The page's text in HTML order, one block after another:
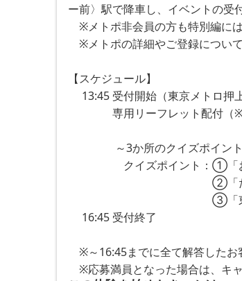
ー前〉駅で降車し、イベントの受
※メトポ非会員の方も特別編には
※メトポの詳細やご登録につい
【スケジュール】
13:45 受付開始（東京メトロ押
専用リーフレット配付（※１
～3か所のクイズポイントを
クイズポイント：①「お
②「たばこと塩
③「東京メトロ
16:45 受付終了
※～16:45までに全て解答したお
※応募満員となった場合は、キ